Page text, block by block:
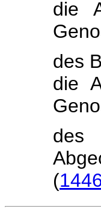
die
des
die
des
(